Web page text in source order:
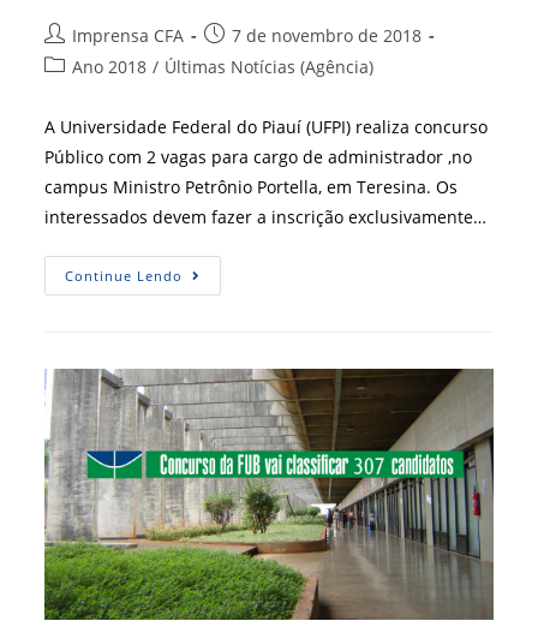
Autor
do
Imprensa CFA
Post
publicado:
7 de novembro de 2018
Categoria
Ano 2018 / Últimas Notícias (Agência)
A Universidade Federal do Piauí (UFPI) realiza concurso
Público com 2 vagas para cargo de administrador ,no
campus Ministro Petrônio Portella, em Teresina. Os
interessados devem fazer a inscrição exclusivamente…
Continue Lendo Concurso:
UFPI
Para
Administrador